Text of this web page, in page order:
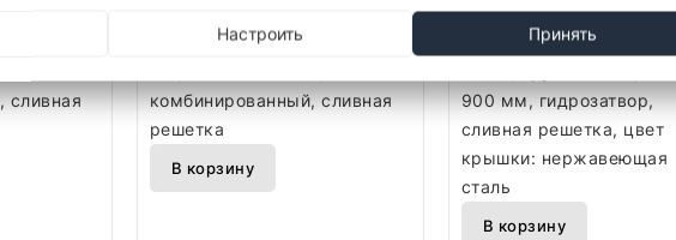
50
сливная
для душа, сталь, слив 50
комбинированный, сливная
решетка
В корзину
359,00 руб.
для душа, полипропилен/
900 мм, гидрозатвор,
сливная решетка, цвет
крышки: нержавеющая
сталь
В корзину
Настроить Принять